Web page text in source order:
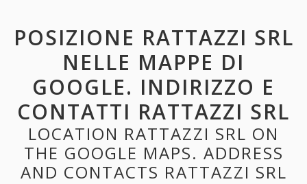
POSIZIONE RATTAZZI SRL
NELLE MAPPE DI
GOOGLE. INDIRIZZO E
CONTATTI RATTAZZI SRL
LOCATION RATTAZZI SRL ON
THE GOOGLE MAPS. ADDRESS
AND CONTACTS RATTAZZI SRL